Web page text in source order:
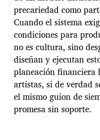
precariedad como
Cuando el sistema
condiciones para
no es cultura, sino
diseñan y ejecutan
planeación financiera
artistas, si de verdad
el mismo guion de
promesa sin soporte.